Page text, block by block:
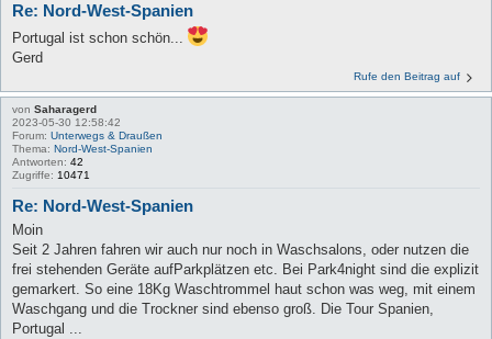
Re: Nord-West-Spanien
Portugal ist schon schön...
Gerd
Rufe den Beitrag auf
von Saharagerd
2023-05-30 12:58:42
Forum: Unterwegs & Draußen
Thema: Nord-West-Spanien
Antworten: 42
Zugriffe: 10471
Re: Nord-West-Spanien
Moin
Seit 2 Jahren fahren wir auch nur noch in Waschsalons, oder nutzen die
frei stehenden Geräte aufParkplätzen etc. Bei Park4night sind die explizit
gemarkert. So eine 18Kg Waschtrommel haut schon was weg, mit einem
Waschgang und die Trockner sind ebenso groß. Die Tour Spanien,
Portugal ...